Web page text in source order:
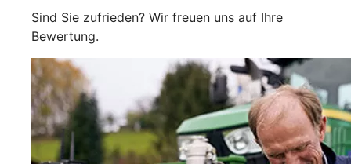
Sind Sie zufrieden? Wir freuen uns auf Ihre
Bewertung.